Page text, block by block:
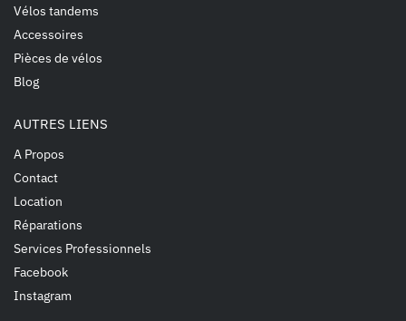
Vélos tandems
Accessoires
Pièces de vélos
Blog
AUTRES LIENS
A Propos
Contact
Location
Réparations
Services Professionnels
Facebook
Instagram